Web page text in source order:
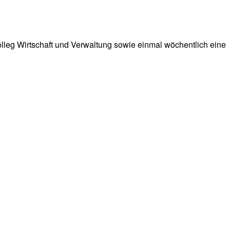
Wirtschaft und Verwaltung sowie einmal wöchentlich eine